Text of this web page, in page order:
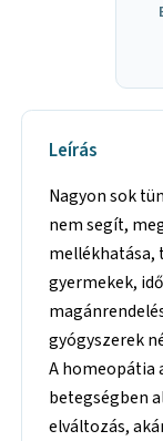
Leírás
Nagyon sok
nem segít,
mellékhatása,
gyermekek,
gyógyszerek
A homeopátia
betegségben
elváltozás,